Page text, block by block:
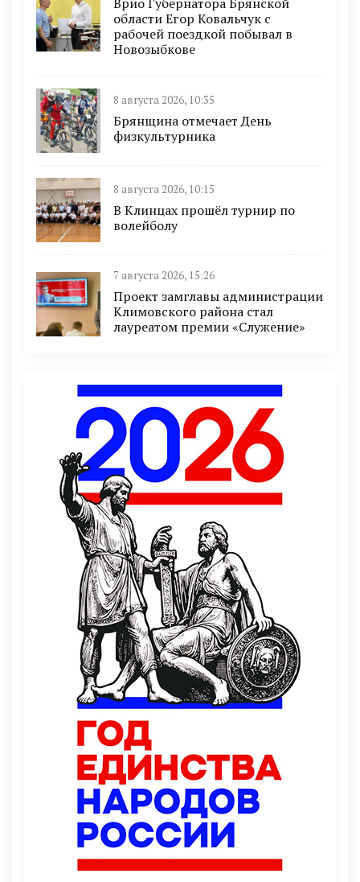
области Егор Ковальчук с
рабочей поездкой побывал в
Новозыбкове
8 августа 2026, 10:35
Брянщина отмечает День
физкультурника
8 августа 2026, 10:15
В Клинцах прошёл турнир по
волейболу
7 августа 2026, 15:26
Проект замглавы администрации
Климовского района стал
лауреатом премии «Служение»